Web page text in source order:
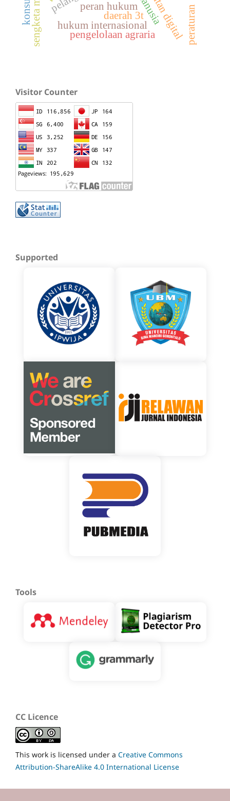
hukum internasional
peran hukum
sengketa medis peraturan
pengelolaan agraria
daerah 3t
Visitor Counter
Supported
Tools
CC Licence
This work is licensed under a Creative Commons
Attribution-ShareAlike 4.0 International License